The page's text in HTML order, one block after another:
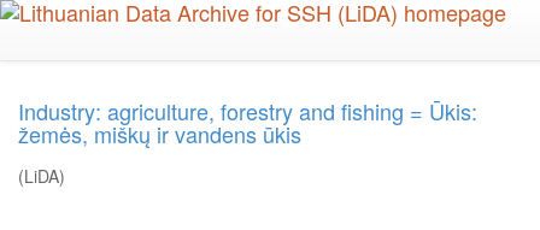
Skip
Industry: agriculture, forestry and fishing = Ūkis:
žemės, miškų ir vandens ūkis
(LiDA)